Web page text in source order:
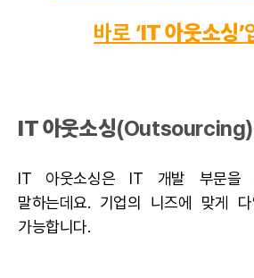
바로 ‘IT 아웃소싱’
IT아웃소싱(Outsourcing)
IT 아웃소싱은 IT 개발 부문을
말하는데요. 기업의 니즈에 맞게
가능합니다.